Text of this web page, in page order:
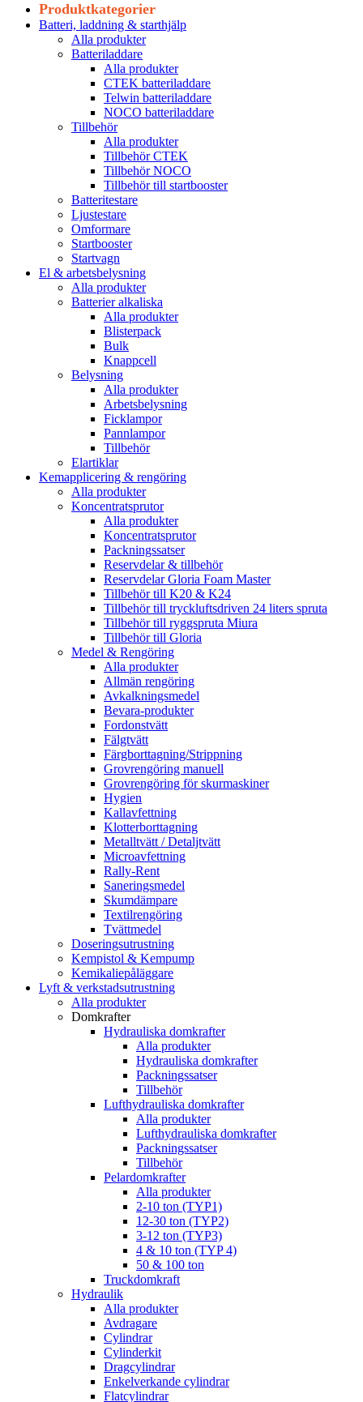
Produktkategorier
Batteri, laddning & starthjälp
Alla produkter
Batteriladdare
Alla produkter
CTEK batteriladdare
Telwin batteriladdare
NOCO batteriladdare
Tillbehör
Alla produkter
Tillbehör CTEK
Tillbehör NOCO
Tillbehör till startbooster
Batteritestare
Ljustestare
Omformare
Startbooster
Startvagn
El & arbetsbelysning
Alla produkter
Batterier alkaliska
Alla produkter
Blisterpack
Bulk
Knappcell
Belysning
Alla produkter
Arbetsbelysning
Ficklampor
Pannlampor
Tillbehör
Elartiklar
Kemapplicering & rengöring
Alla produkter
Koncentratsprutor
Alla produkter
Koncentratsprutor
Packningssatser
Reservdelar & tillbehör
Reservdelar Gloria Foam Master
Tillbehör till K20 & K24
Tillbehör till tryckluftsdriven 24 liters spruta
Tillbehör till ryggspruta Miura
Tillbehör till Gloria
Medel & Rengöring
Alla produkter
Allmän rengöring
Avkalkningsmedel
Bevara-produkter
Fordonstvätt
Fälgtvätt
Färgborttagning/Strippning
Grovrengöring manuell
Grovrengöring för skurmaskiner
Hygien
Kallavfettning
Klotterborttagning
Metalltvätt / Detaljtvätt
Microavfettning
Rally-Rent
Saneringsmedel
Skumdämpare
Textilrengöring
Tvättmedel
Doseringsutrustning
Kempistol & Kempump
Kemikaliepåläggare
Lyft & verkstadsutrustning
Alla produkter
Domkrafter
Hydrauliska domkrafter
Alla produkter
Hydrauliska domkrafter
Packningssatser
Tillbehör
Lufthydrauliska domkrafter
Alla produkter
Lufthydrauliska domkrafter
Packningssatser
Tillbehör
Pelardomkrafter
Alla produkter
2-10 ton (TYP1)
12-30 ton (TYP2)
3-12 ton (TYP3)
4 & 10 ton (TYP 4)
50 & 100 ton
Truckdomkraft
Hydraulik
Alla produkter
Avdragare
Cylindrar
Cylinderkit
Dragcylindrar
Enkelverkande cylindrar
Flatcylindrar